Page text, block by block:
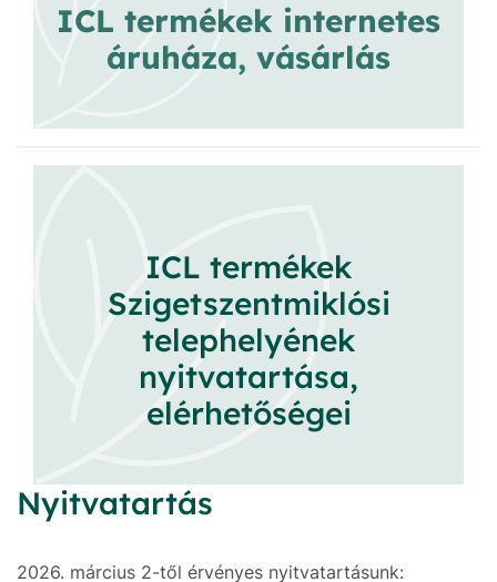
ICL termékek internetes
áruháza, vásárlás
ICL termékek
Szigetszentmiklósi
telephelyének
nyitvatartása,
elérhetőségei
Nyitvatartás
2026. március 2-től érvényes nyitvatartásunk: